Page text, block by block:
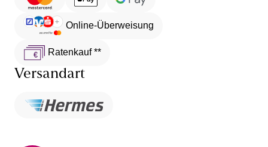
Online-Überweisung
Ratenkauf **
Versandart